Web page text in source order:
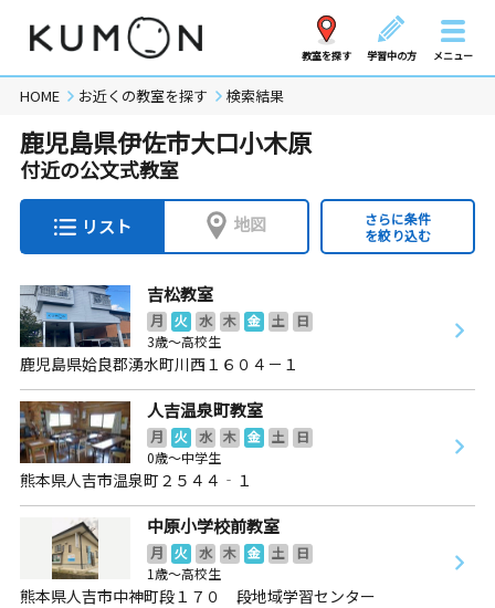
教室を探す 学習中の方 メニュー
HOME お近くの教室を探す 検索結果
鹿児島県伊佐市大口小木原
付近の公文式教室
リスト 地図
さらに条件
を絞り込む
吉松教室
月 火 水 木 金 土
日
3歳～高校生
鹿児島県姶良郡湧水町川西１６０４－１
人吉温泉町教室
月 火 水 木 金 土
日
0歳～中学生
熊本県人吉市温泉町２５４４‐１
中原小学校前教室
月 火 水 木 金 土
日
1歳～高校生
熊本県人吉市中神町段１７０ 段地域学習センター